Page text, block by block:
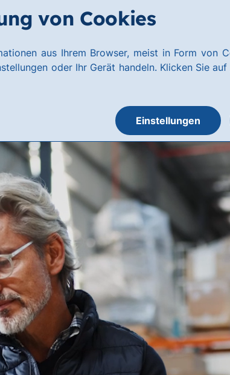
von Cookies
aus Ihrem Browser, meist in Form von
oder Ihr Gerät handeln. Klicken Sie auf
Einstellungen